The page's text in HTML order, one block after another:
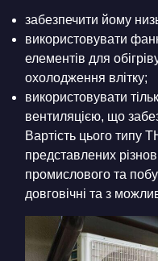
забезпечити йому
використовувати
елементів для
охолодження влітку;
використовувати
вентиляцією, що
Вартість цього типу
представлених
промислового та
довговічні та з